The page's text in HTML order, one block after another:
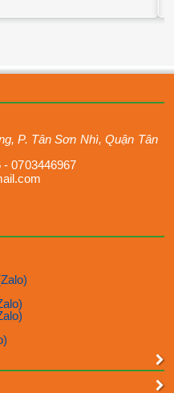
P. Tân Sơn Nhì,Quận Tân
-0703446967